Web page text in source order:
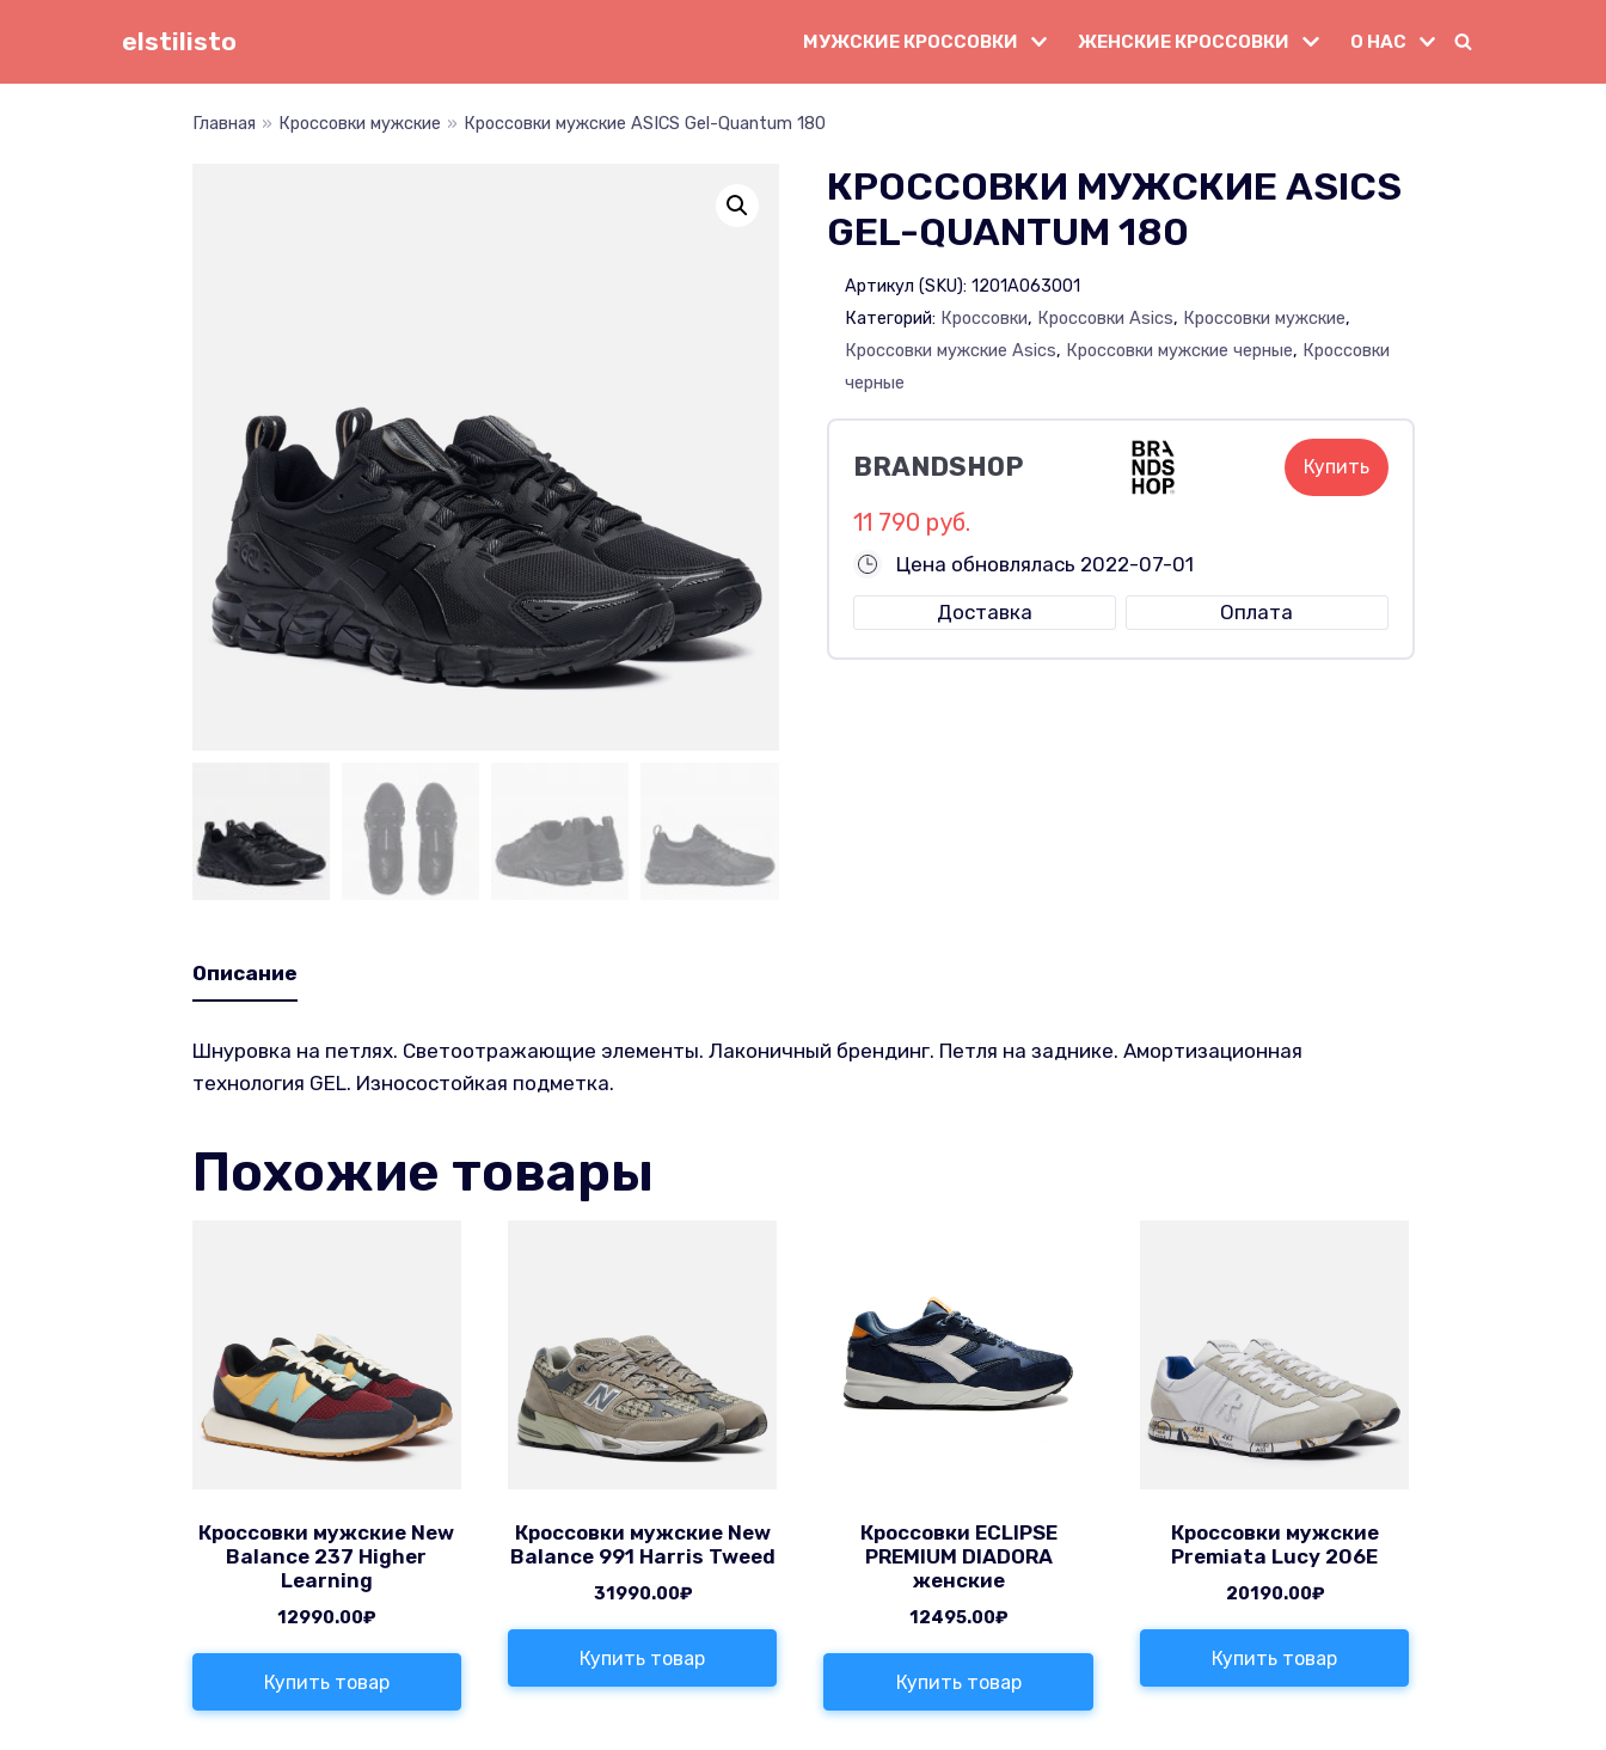
elstilisto МУЖСКИЕ КРОССОВКИ ЖЕНСКИЕ КРОССОВКИ О НАС
Главная » Кроссовки мужские » Кроссовки мужские ASICS Gel-Quantum 180
КРОССОВКИ МУЖСКИЕ ASICS
GEL-QUANTUM 180
Артикул (SKU):1201A063001
Категорий: Кроссовки, Кроссовки Asics, Кроссовки мужские,
Кроссовки мужские Asics, Кроссовки мужские черные, Кроссовки
черные
BRANDSHOP Купить
11 790 руб.
Цена обновлялась 2022-07-01
Доставка
Оплата
Описание
Шнуровка на петлях. Светоотражающие элементы. Лаконичный брендинг. Петля на заднике. Амортизационная
технология GEL. Износостойкая подметка.
Похожие товары
Кроссовки мужские New
Balance 237 Higher
Learning
12990.00₽
Купить товар
Кроссовки мужские New
Balance 991 Harris Tweed
31990.00₽
Купить товар
Кроссовки ECLIPSE
PREMIUM DIADORA
женские
12495.00₽
Купить товар
Кроссовки мужские
Premiata Lucy 206E
20190.00₽
Купить товар